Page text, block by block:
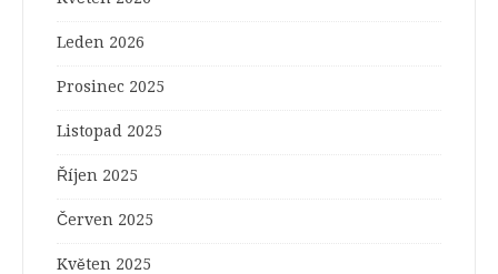
Leden 2026
Prosinec 2025
Listopad 2025
Říjen 2025
Červen 2025
Květen 2025